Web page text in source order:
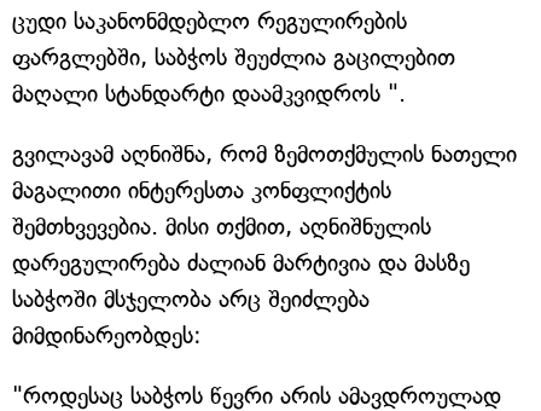
ცუდი საკანონმდებლო რეგულირების
ფარგლებში, საბჭოს შეუძლია გაცილებით
მაღალი სტანდარტი დაამკვიდროს ".
გვილავამ აღნიშნა, რომ ზემოთქმულის ნათელი
მაგალითი ინტერესთა კონფლიქტის
შემთხვევებია. მისი თქმით, აღნიშნულის
დარეგულირება ძალიან მარტივია და მასზე
საბჭოში მსჯელობა არც შეიძლება
მიმდინარეობდეს:
"როდესაც საბჭოს წევრი არის ამავდროულად